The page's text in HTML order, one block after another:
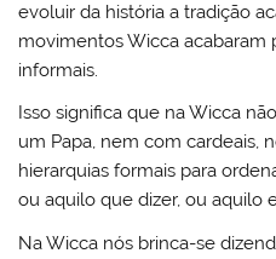
evoluir da história a tradição
movimentos Wicca
informais.
Isso significa que na Wicca
um Papa, nem com cardeais,
hierarquias formais para
ou aquilo que dizer, ou aquilo
Na Wicca nós brinca-se